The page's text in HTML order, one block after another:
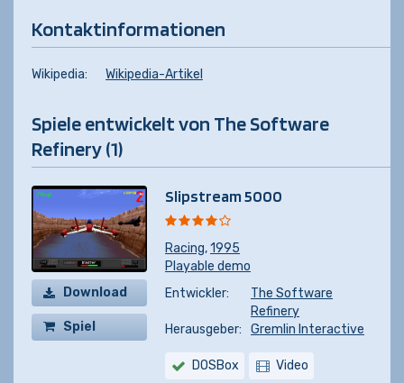
Kontaktinformationen
Wikipedia: Wikipedia-Artikel
Spiele entwickelt von The Software
Refinery (1)
Download
Spiel
Slipstream 5000
Racing,1995
Playable demo
Entwickler:
The Software
Refinery
Herausgeber:
Gremlin Interactive
DOSBox Video